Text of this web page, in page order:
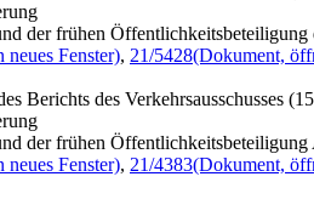
der frühen
Fenster), 21/5428(Dokument,
Berichts des Verkehrsausschusses
der frühen
Fenster), 21/4383(Dokument,